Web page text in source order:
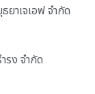
าเจเอฟ จำกัด
รง จำกัด